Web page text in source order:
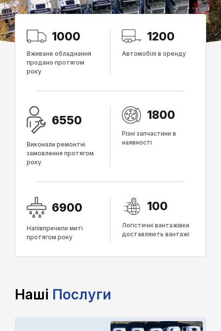
1000
Вживане обладнання
продано протягом
року
1200
Автомобілі в оренду
6550
Виконали ремонтні
замовлення протягом
року
1800
Різні запчастини в
наявності
6900
Напівпричепи миті
протягом року
100
Логістичні вантажівки
доставляють вантажі
Наші Послуги